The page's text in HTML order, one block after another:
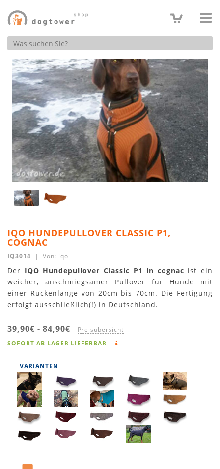
Produktsuche
IQO HUNDEPULLOVER CLASSIC P1,
COGNAC
IQ3014 | Von: iqo
Der IQO Hundepullover Classic P1 in cognac ist ein
weicher, anschmiegsamer Pullover für Hunde mit
einer Rückenlänge von 20cm bis 70cm. Die Fertigung
erfolgt ausschließlich(!) in Deutschland.
39,90€ - 84,90€ Preisübersicht
SOFORT AB LAGER LIEFERBAR
VARIANTEN